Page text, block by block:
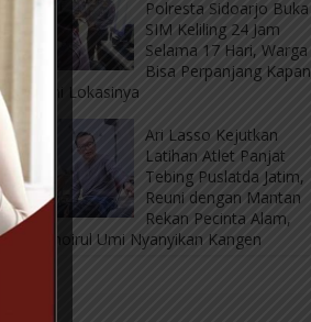
Polresta Sidoarjo Buka
SIM Keliling 24 Jam
Selama 17 Hari, Warga
Bisa Perpanjang Kapan
Saja, Ini Lokasinya
Ari Lasso Kejutkan
Latihan Atlet Panjat
Tebing Puslatda Jatim,
Reuni dengan Mantan
Rekan Pecinta Alam,
Ajak Choirul Umi Nyanyikan Kangen